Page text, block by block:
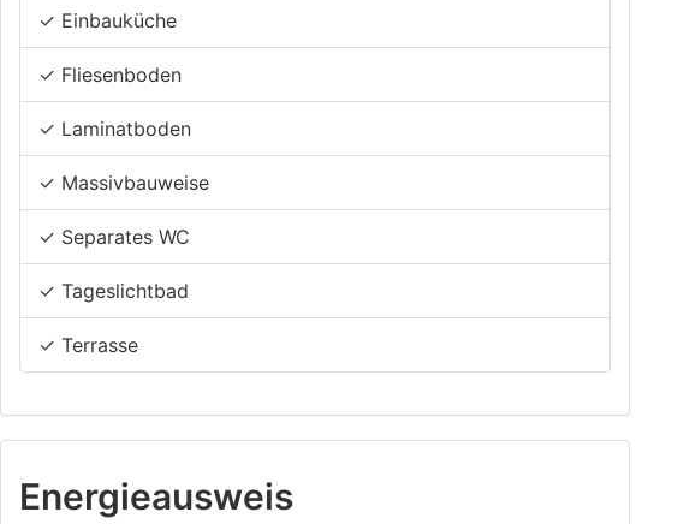
✓ Einbauküche
✓ Fliesenboden
✓ Laminatboden
✓ Massivbauweise
✓ Separates WC
✓ Tageslichtbad
✓ Terrasse
Energieausweis